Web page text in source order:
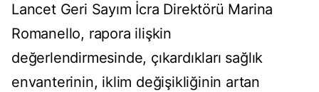
Lancet Geri Sayım İcra Direktörü Marina
Romanello, rapora ilişkin
değerlendirmesinde, çıkardıkları sağlık
envanterinin, iklim değişikliğinin artan